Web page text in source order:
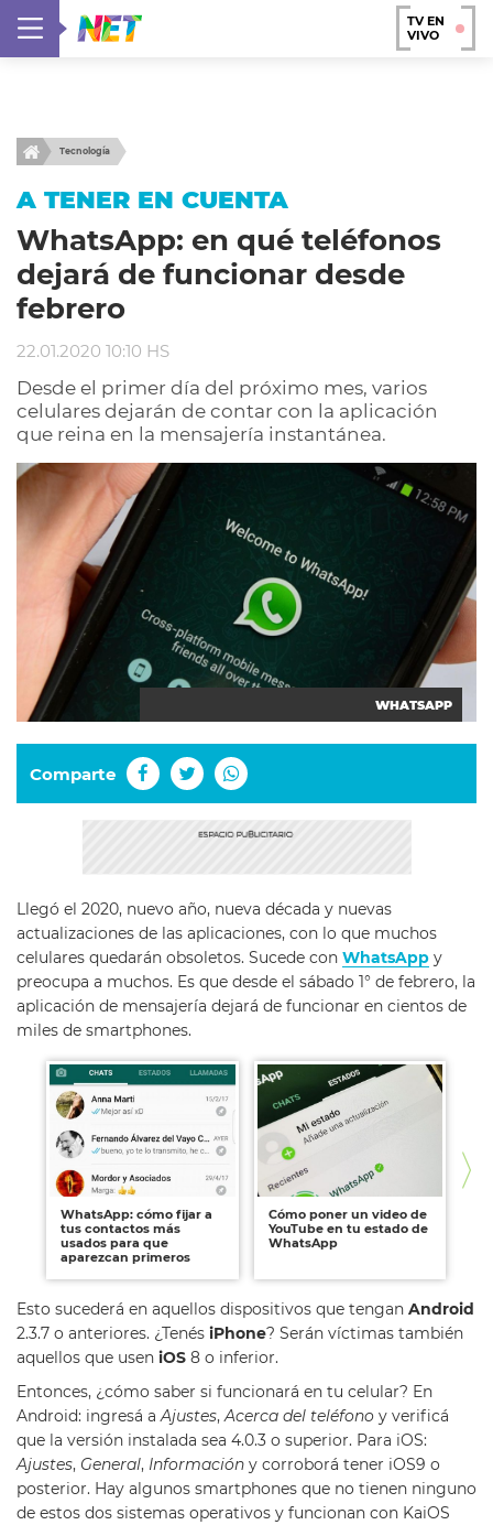
TV EN
VIVO
Tecnología
A TENER EN CUENTA
WhatsApp: en qué teléfonos
dejará de funcionar desde
febrero
22.01.2020 10:10 HS
Desde el primer día del próximo mes, varios
celulares dejarán de contar con la aplicación
que reina en la mensajería instantánea.
WHATSAPP
Comparte
Llegó el 2020, nuevo año, nueva década y nuevas
actualizaciones de las aplicaciones, con lo que muchos
celulares quedarán obsoletos. Sucede con WhatsApp y
preocupa a muchos. Es que desde el sábado 1° de febrero, la
aplicación de mensajería dejará de funcionar en cientos de
miles de smartphones.
WhatsApp: cómo fijar a
tus contactos más
usados para que
aparezcan primeros
Cómo poner un video de
YouTube en tu estado de
WhatsApp
Esto sucederá en aquellos dispositivos que tengan Android
2.3.7 o anteriores. ¿Tenés iPhone? Serán víctimas también
aquellos que usen iOS 8 o inferior.
Entonces, ¿cómo saber si funcionará en tu celular? En
Android: ingresá aAjustes,Acerca del teléfono y verificá
que la versión instalada sea 4.0.3 o superior. Para iOS:
Ajustes, General, Información y corroborá tener iOS9 o
posterior. Hay algunos smartphones que no tienen ninguno
de estos dos sistemas operativos y funcionan con KaiOS